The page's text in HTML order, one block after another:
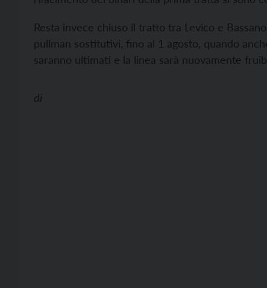
Resta invece chiuso il tratto tra Levico e
pullman sostitutivi, fino al 1 agosto, quando
saranno ultimati e la linea sarà nuovamente
di